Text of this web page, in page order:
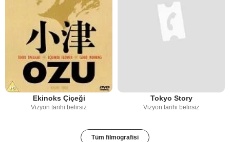
Ekinoks Çiçeği
Vizyon tarihi belirsiz
Tokyo Story
Vizyon tarihi belirsiz
Tüm filmografisi